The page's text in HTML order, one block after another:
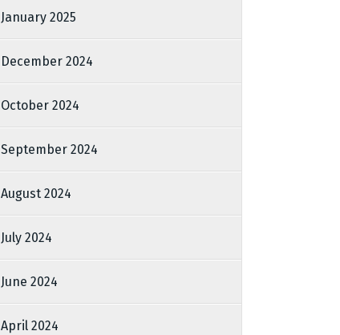
January 2025
December 2024
October 2024
September 2024
August 2024
July 2024
June 2024
April 2024